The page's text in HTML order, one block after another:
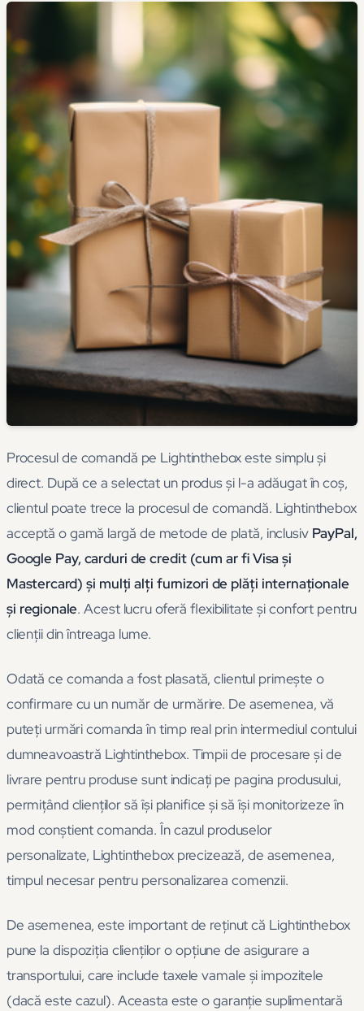
Procesul de comandă pe Lightinthebox este simplu și
direct. După ce a selectat un produs și l-a adăugat în coș,
clientul poate trece la procesul de comandă. Lightinthebox
acceptă o gamă largă de metode de plată, inclusiv PayPal,
Google Pay, carduri de credit (cum ar fi Visa și
Mastercard) și mulți alți furnizori de plăți internaționale
și regionale. Acest lucru oferă flexibilitate și confort pentru
clienții din întreaga lume.
Odată ce comanda a fost plasată, clientul primește o
confirmare cu un număr de urmărire. De asemenea, vă
puteți urmări comanda în timp real prin intermediul contului
dumneavoastră Lightinthebox. Timpii de procesare și de
livrare pentru produse sunt indicați pe pagina produsului,
permițând clienților să își planifice și să își monitorizeze în
mod conștient comanda. În cazul produselor
personalizate, Lightinthebox precizează, de asemenea,
timpul necesar pentru personalizarea comenzii.
De asemenea, este important de reținut că Lightinthebox
pune la dispoziția clienților o opțiune de asigurare a
transportului, care include taxele vamale și impozitele
(dacă este cazul). Aceasta este o garanție suplimentară